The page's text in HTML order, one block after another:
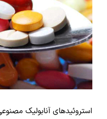
استروئیدهای آنابولیک